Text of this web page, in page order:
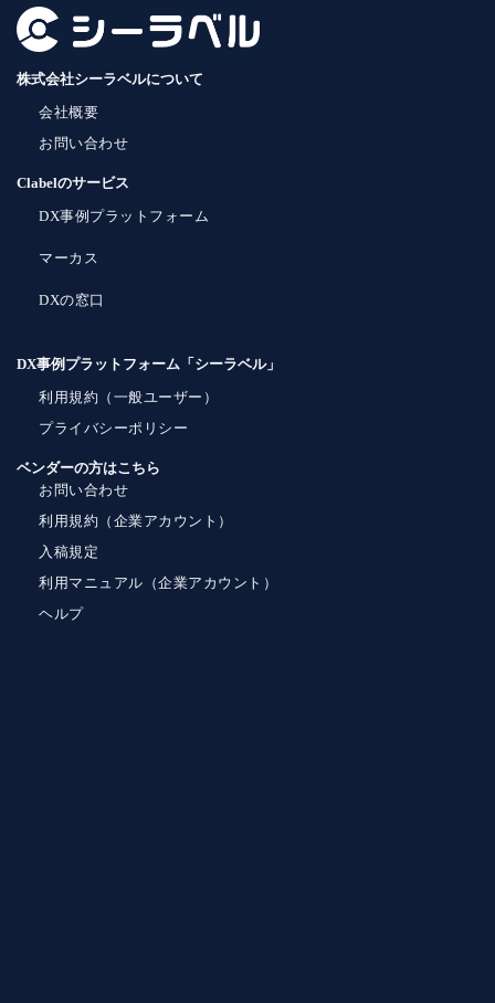
株式会社シーラベルについて
会社概要
お問い合わせ
Clabelのサービス
DX事例プラットフォーム
マーカス
DXの窓口
DX事例プラットフォーム「シーラベル」
利用規約（一般ユーザー）
プライバシーポリシー
ベンダーの方はこちら
お問い合わせ
利用規約（企業アカウント）
入稿規定
利用マニュアル（企業アカウント）
ヘルプ